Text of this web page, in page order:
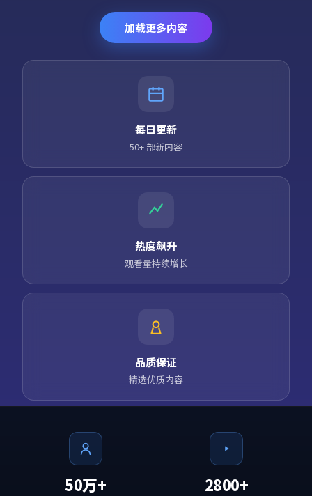
加载更多内容
每日更新
50+ 部新内容
热度飙升
观看量持续增长
品质保证
精选优质内容
50万+ 2800+